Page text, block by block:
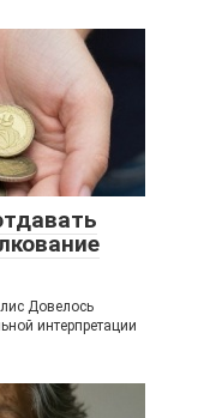
Довелось
интерпретации